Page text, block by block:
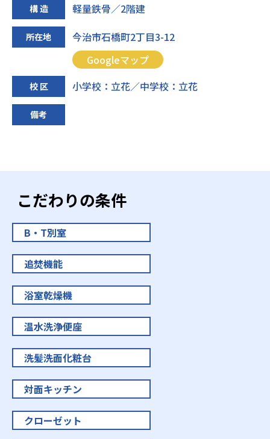
構 造 軽量鉄骨／2階建
所在地
今治市石橋町2丁目3-12
Googleマップ
校 区 小学校：立花／中学校：立花
備考
こだわりの条件
B・T別室
追焚機能
浴室乾燥機
温水洗浄便座
洗髪洗面化粧台
対面キッチン
クローゼット